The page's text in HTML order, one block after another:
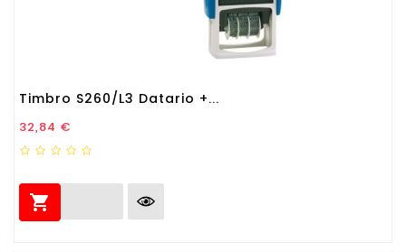
Timbro S260/L3 Datario +...
Prezzo
32,84 €
